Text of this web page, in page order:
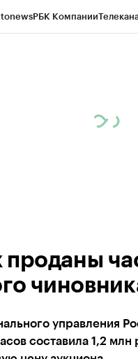
РБК Компании
проданы
управления
составила 1,2 млн